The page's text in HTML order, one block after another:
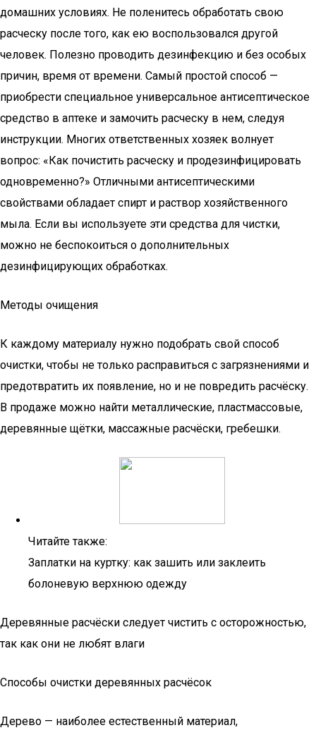
домашних условиях. Не поленитесь обработать свою
расческу после того, как ею воспользовался другой
человек. Полезно проводить дезинфекцию и без особых
причин, время от времени. Самый простой способ —
приобрести специальное универсальное антисептическое
средство в аптеке и замочить расческу в нем, следуя
инструкции. Многих ответственных хозяек волнует
вопрос: «Как почистить расческу и продезинфицировать
одновременно?» Отличными антисептическими
свойствами обладает спирт и раствор хозяйственного
мыла. Если вы используете эти средства для чистки,
можно не беспокоиться о дополнительных
дезинфицирующих обработках.
Методы очищения
К каждому материалу нужно подобрать свой способ
очистки, чтобы не только расправиться с загрязнениями и
предотвратить их появление, но и не повредить расчёску.
В продаже можно найти металлические, пластмассовые,
деревянные щётки, массажные расчёски, гребешки.
Читайте также:
Заплатки на куртку: как зашить или заклеить
болоневую верхнюю одежду
Деревянные расчёски следует чистить с осторожностью,
так как они не любят влаги
Способы очистки деревянных расчёсок
Дерево — наиболее естественный материал,